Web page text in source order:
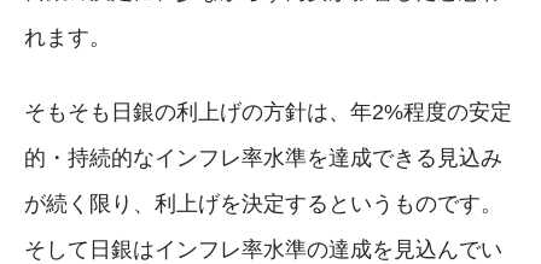
れます。
そもそも日銀の利上げの方針は、年2%程度の安定
的・持続的なインフレ率水準を達成できる見込み
が続く限り、利上げを決定するというものです。
そして日銀はインフレ率水準の達成を見込んでい